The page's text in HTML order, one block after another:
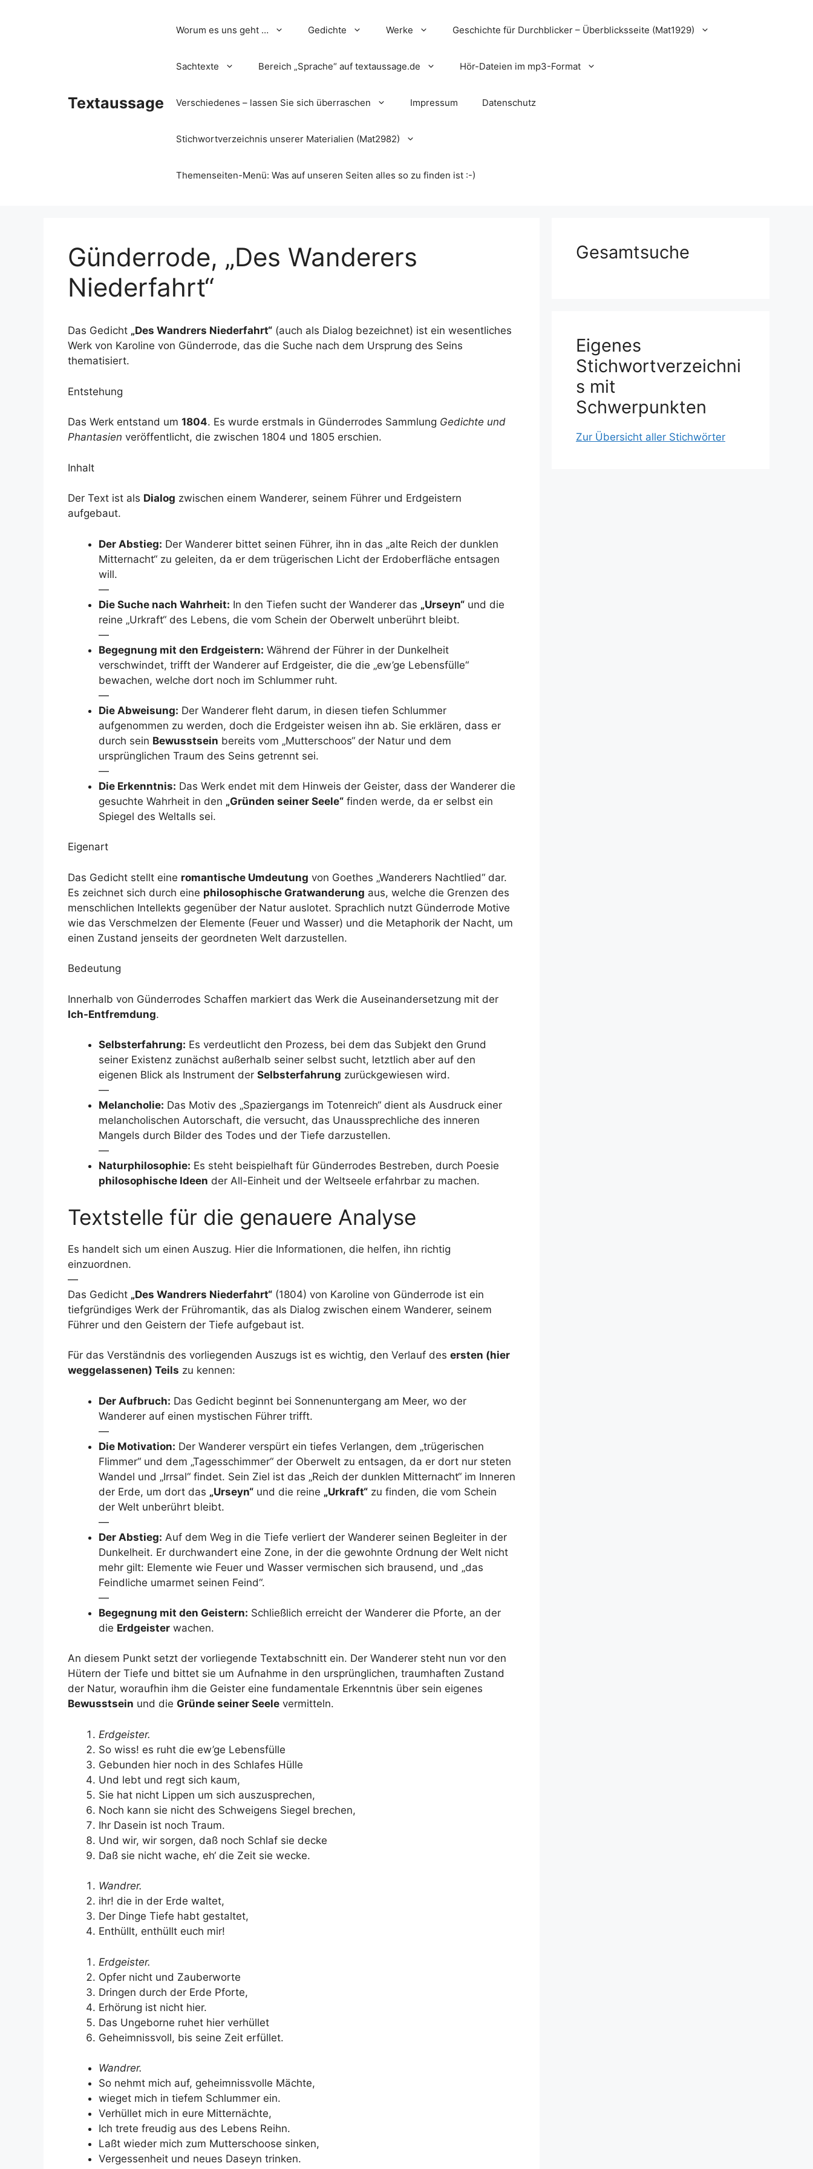
Textaussage
Worum es uns geht … Gedichte Werke Geschichte für Durchblicker – Überblicksseite (Mat1929)
Sachtexte Bereich „Sprache“ auf textaussage.de Hör-Dateien im mp3-Format
Verschiedenes – lassen Sie sich überraschen Impressum Datenschutz
Stichwortverzeichnis unserer Materialien (Mat2982)
Themenseiten-Menü: Was auf unseren Seiten alles so zu finden ist :-)
Günderrode, „Des Wanderers
Niederfahrt“
Das Gedicht „Des Wandrers Niederfahrt“ (auch als Dialog bezeichnet) ist ein wesentliches
Werk von Karoline von Günderrode, das die Suche nach dem Ursprung des Seins
thematisiert.
Entstehung
Das Werk entstand um 1804. Es wurde erstmals in Günderrodes Sammlung Gedichte und
Phantasien veröffentlicht, die zwischen 1804 und 1805 erschien.
Inhalt
Der Text ist als Dialog zwischen einem Wanderer, seinem Führer und Erdgeistern
aufgebaut.
Der Abstieg: Der Wanderer bittet seinen Führer, ihn in das „alte Reich der dunklen
Mitternacht“ zu geleiten, da er dem trügerischen Licht der Erdoberfläche entsagen
will.
—
Die Suche nach Wahrheit: In den Tiefen sucht der Wanderer das „Urseyn“ und die
reine „Urkraft“ des Lebens, die vom Schein der Oberwelt unberührt bleibt.
—
Begegnung mit den Erdgeistern: Während der Führer in der Dunkelheit
verschwindet, trifft der Wanderer auf Erdgeister, die die „ew’ge Lebensfülle“
bewachen, welche dort noch im Schlummer ruht.
—
Die Abweisung: Der Wanderer fleht darum, in diesen tiefen Schlummer
aufgenommen zu werden, doch die Erdgeister weisen ihn ab. Sie erklären, dass er
durch sein Bewusstsein bereits vom „Mutterschoos“ der Natur und dem
ursprünglichen Traum des Seins getrennt sei.
—
Die Erkenntnis: Das Werk endet mit dem Hinweis der Geister, dass der Wanderer die
gesuchte Wahrheit in den „Gründen seiner Seele“ finden werde, da er selbst ein
Spiegel des Weltalls sei.
Eigenart
Das Gedicht stellt eine romantische Umdeutung von Goethes „Wanderers Nachtlied“ dar.
Es zeichnet sich durch eine philosophische Gratwanderung aus, welche die Grenzen des
menschlichen Intellekts gegenüber der Natur auslotet. Sprachlich nutzt Günderrode Motive
wie das Verschmelzen der Elemente (Feuer und Wasser) und die Metaphorik der Nacht, um
einen Zustand jenseits der geordneten Welt darzustellen.
Bedeutung
Innerhalb von Günderrodes Schaffen markiert das Werk die Auseinandersetzung mit der
Ich-Entfremdung.
Selbsterfahrung: Es verdeutlicht den Prozess, bei dem das Subjekt den Grund
seiner Existenz zunächst außerhalb seiner selbst sucht, letztlich aber auf den
eigenen Blick als Instrument der Selbsterfahrung zurückgewiesen wird.
—
Melancholie: Das Motiv des „Spaziergangs im Totenreich“ dient als Ausdruck einer
melancholischen Autorschaft, die versucht, das Unaussprechliche des inneren
Mangels durch Bilder des Todes und der Tiefe darzustellen.
—
Naturphilosophie: Es steht beispielhaft für Günderrodes Bestreben, durch Poesie
philosophische Ideen der All-Einheit und der Weltseele erfahrbar zu machen.
Textstelle für die genauere Analyse
Es handelt sich um einen Auszug. Hier die Informationen, die helfen, ihn richtig
einzuordnen.
—
Das Gedicht „Des Wandrers Niederfahrt“ (1804) von Karoline von Günderrode ist ein
tiefgründiges Werk der Frühromantik, das als Dialog zwischen einem Wanderer, seinem
Führer und den Geistern der Tiefe aufgebaut ist.
Für das Verständnis des vorliegenden Auszugs ist es wichtig, den Verlauf des ersten (hier
weggelassenen) Teils zu kennen:
Der Aufbruch: Das Gedicht beginnt bei Sonnenuntergang am Meer, wo der
Wanderer auf einen mystischen Führer trifft.
—
Die Motivation: Der Wanderer verspürt ein tiefes Verlangen, dem „trügerischen
Flimmer“ und dem „Tagesschimmer“ der Oberwelt zu entsagen, da er dort nur steten
Wandel und „Irrsal“ findet. Sein Ziel ist das „Reich der dunklen Mitternacht“ im Inneren
der Erde, um dort das „Urseyn“ und die reine „Urkraft“ zu finden, die vom Schein
der Welt unberührt bleibt.
—
Der Abstieg: Auf dem Weg in die Tiefe verliert der Wanderer seinen Begleiter in der
Dunkelheit. Er durchwandert eine Zone, in der die gewohnte Ordnung der Welt nicht
mehr gilt: Elemente wie Feuer und Wasser vermischen sich brausend, und „das
Feindliche umarmet seinen Feind“.
—
Begegnung mit den Geistern: Schließlich erreicht der Wanderer die Pforte, an der
die Erdgeister wachen.
An diesem Punkt setzt der vorliegende Textabschnitt ein. Der Wanderer steht nun vor den
Hütern der Tiefe und bittet sie um Aufnahme in den ursprünglichen, traumhaften Zustand
der Natur, woraufhin ihm die Geister eine fundamentale Erkenntnis über sein eigenes
Bewusstsein und die Gründe seiner Seele vermitteln.
Erdgeister.
So wiss! es ruht die ew’ge Lebensfülle
Gebunden hier noch in des Schlafes Hülle
Und lebt und regt sich kaum,
Sie hat nicht Lippen um sich auszusprechen,
Noch kann sie nicht des Schweigens Siegel brechen,
Ihr Dasein ist noch Traum.
Und wir, wir sorgen, daß noch Schlaf sie decke
Daß sie nicht wache, eh‘ die Zeit sie wecke.
Wandrer.
ihr! die in der Erde waltet,
Der Dinge Tiefe habt gestaltet,
Enthüllt, enthüllt euch mir!
Erdgeister.
Opfer nicht und Zauberworte
Dringen durch der Erde Pforte,
Erhörung ist nicht hier.
Das Ungeborne ruhet hier verhüllet
Geheimnissvoll, bis seine Zeit erfüllet.
Wandrer.
So nehmt mich auf, geheimnissvolle Mächte,
wieget mich in tiefem Schlummer ein.
Verhüllet mich in eure Mitternächte,
Ich trete freudig aus des Lebens Reihn.
Laßt wieder mich zum Mutterschoose sinken,
Vergessenheit und neues Daseyn trinken.
Gesamtsuche
Eigenes
Stichwortverzeichni
s mit
Schwerpunkten
Zur Übersicht aller Stichwörter